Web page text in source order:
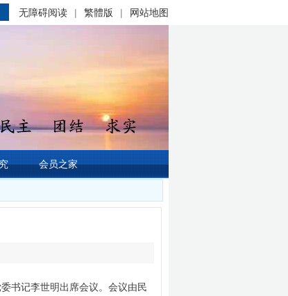
无障碍阅读 | 繁體版 | 网站地图
会员之家
书记李世明出席会议。会议由民